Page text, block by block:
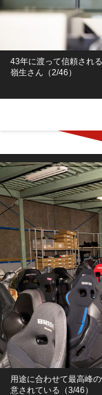
43年に渡って信頼され
嶺生さん（2/46）
用途に合わせて最高峰
意されている（3/46）